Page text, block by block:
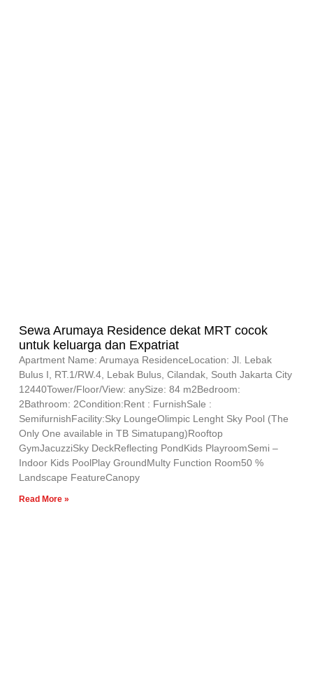
Sewa Arumaya Residence dekat MRT cocok
untuk keluarga dan Expatriat
Apartment Name: Arumaya ResidenceLocation: Jl. Lebak
Bulus I, RT.1/RW.4, Lebak Bulus, Cilandak, South Jakarta City
12440Tower/Floor/View: anySize: 84 m2Bedroom:
2Bathroom: 2Condition:Rent : FurnishSale :
SemifurnishFacility:Sky LoungeOlimpic Lenght Sky Pool (The
Only One available in TB Simatupang)Rooftop
GymJacuzziSky DeckReflecting PondKids PlayroomSemi –
Indoor Kids PoolPlay GroundMulty Function Room50 %
Landscape FeatureCanopy
Read More »